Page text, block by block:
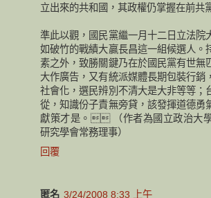
立出來的共和國，其政權仍掌握在前共
準此以觀，國民黨繼一月十二日立法院
如破竹的戰績大贏長昌這一組候選人。
素之外，致勝關鍵乃在於國民黨有世無
大作廣告，又有統派媒體長期包裝行銷
社會化，選民辨別不清大是大非等等；
從，知識份子責無旁貸，該發揮道德勇
獻策才是。 （作者為國立政治大
研究學會常務理事）
回覆
匿名 3/24/2008 8:33 上午